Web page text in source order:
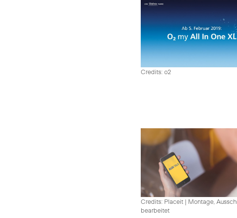
Credits: o2
Credits: Placeit | Montage,
bearbeitet